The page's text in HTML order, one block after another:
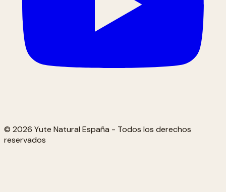
© 2026 Yute Natural España - Todos los derechos
reservados